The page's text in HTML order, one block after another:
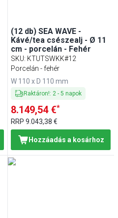
(12 db) SEA WAVE -
Kávé/tea csészealj - Ø 11
cm - porcelán - Fehér
SKU: KTUTSWKK#12
Porcelán - fehér
W 110 x D 110 mm
Raktáron!: 2 -5 napok
8.149,54 €*
RRP9.043,38 €
Hozzáadás a kosárhoz